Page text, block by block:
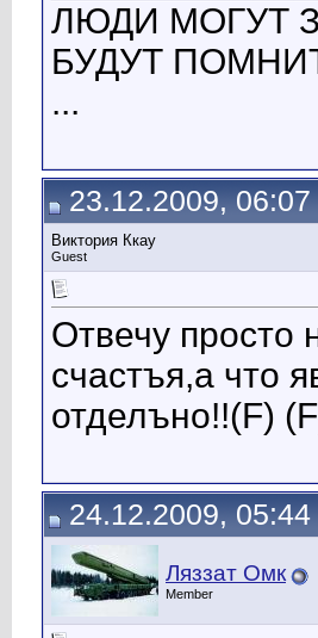
ЛЮДИ МОГУТ
БУДУТ
...
23.12.2009, 06:07
Виктория Ккау
Guest
Отвечу просто
счастъя,а что
отделъно!!(F)
24.12.2009, 05:44
Ляззат Омк
Member